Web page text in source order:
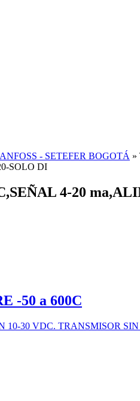
- SETEFER BOGOTÁ »
SOLO DI
4-20
-50 a 600C
30 VDC. TRANSMISOR